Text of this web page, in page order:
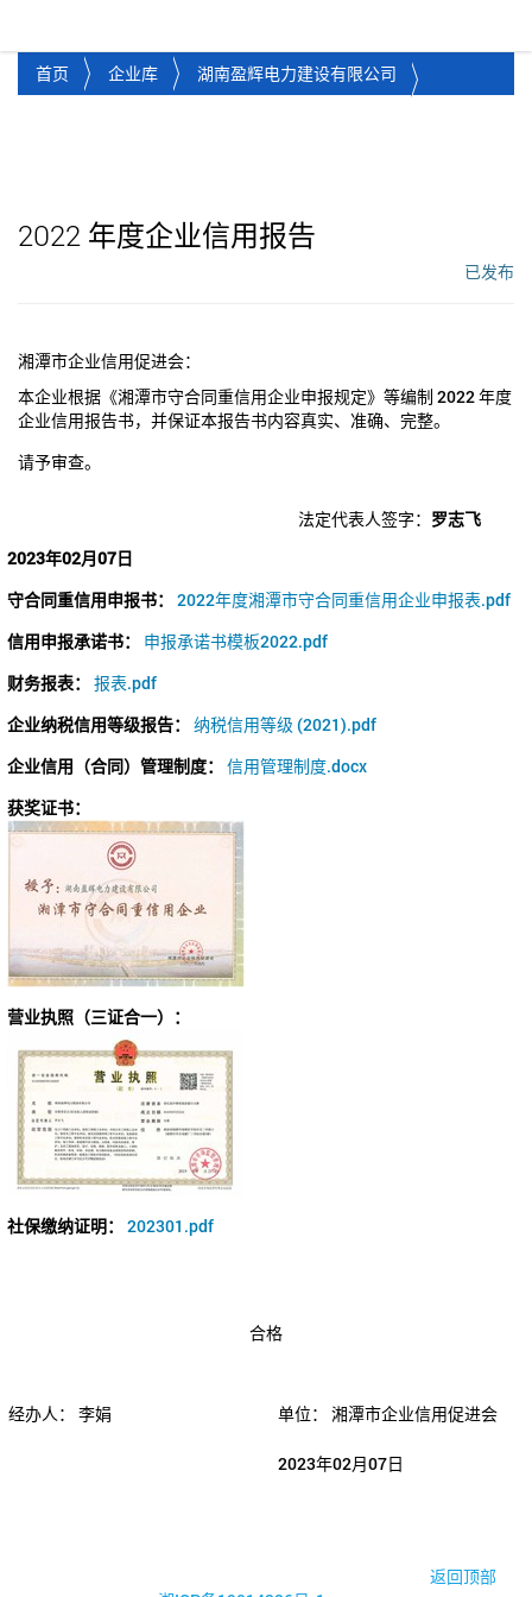
首页 企业库 湖南盈辉电力建设有限公司
2022 年度企业信用报告
已发布
湘潭市企业信用促进会：
本企业根据《湘潭市守合同重信用企业申报规定》等编制 2022年度
企业信用报告书，并保证本报告书内容真实、准确、完整。
请予审查。
法定代表人签字： 罗志飞
2023年02月07日
守合同重信用申报书：
2022年度湘潭市守合同重信用企业申报表.pdf
信用申报承诺书：
申报承诺书模板2022.pdf
财务报表：
报表.pdf
企业纳税信用等级报告：
纳税信用等级 (2021).pdf
企业信用（合同）管理制度：
信用管理制度.docx
获奖证书：
营业执照（三证合一）：
社保缴纳证明： 202301.pdf
合格
经办人： 李娟 单位： 湘潭市企业信用促进会
2023年02月07日
返回顶部